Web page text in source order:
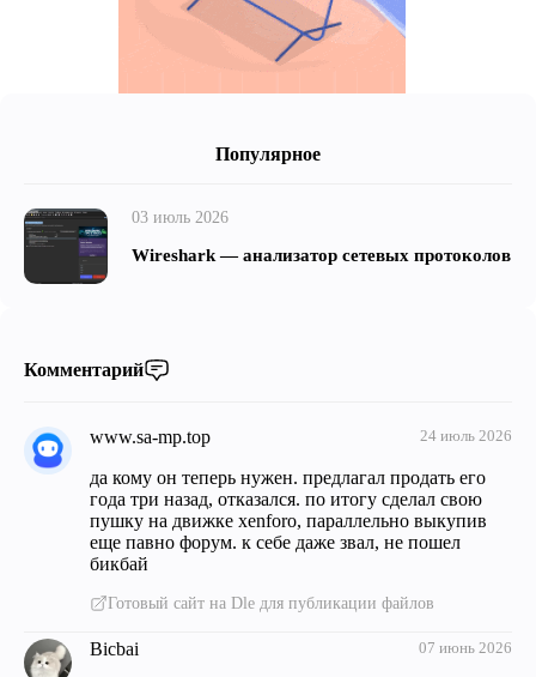
Популярное
03 июль 2026
Wireshark — анализатор сетевых протоколов
Комментарий
www.sa-mp.top 24 июль 2026
да кому он теперь нужен. предлагал продать его
года три назад, отказался. по итогу сделал свою
пушку на движке xenforo, параллельно выкупив
еще павно форум. к себе даже звал, не пошел
бикбай
Готовый сайт на Dle для публикации файлов
Bicbai 07 июнь 2026